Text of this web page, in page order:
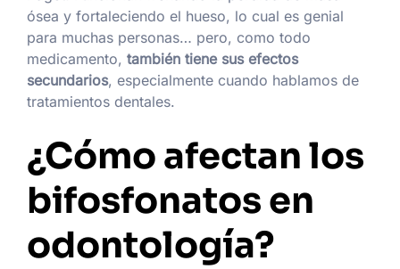
ósea y fortaleciendo el hueso, lo cual es genial
para muchas personas… pero, como todo
medicamento, también tiene sus efectos
secundarios, especialmente cuando hablamos de
tratamientos dentales.
¿Cómo afectan los
bifosfonatos en
odontología?